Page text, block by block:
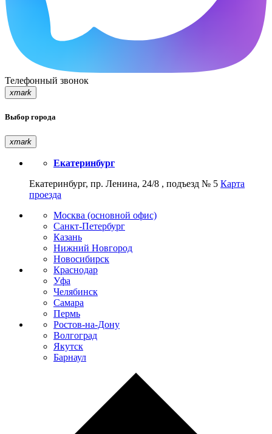
Телефонный звонок
xmark
Выбор города
xmark
Екатеринбург
Екатеринбург, пр. Ленина, 24/8 , подъезд № 5 Карта
проезда
Москва (основной офис)
Санкт-Петербург
Казань
Нижний Новгород
Новосибирск
Краснодар
Уфа
Челябинск
Самара
Пермь
Ростов-на-Дону
Волгоград
Якутск
Барнаул